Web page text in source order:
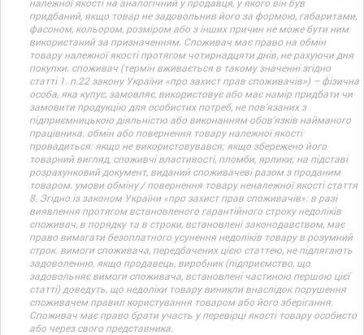
придбаний, якщо товар не задовольнив його за формою, габаритами,
фасоном, кольором, розміром або з інших причин не може бути ним
використаний за призначенням. Споживач має право на обмін
товару належної якості протягом чотирнадцяти днів, не рахуючи дня
покупки. споживач (термін вживається в такому значенні згідно
статті 1. п.22 закону України «про захист прав споживачів») – фізична
особа, яка купує, замовляє, використовує або має намір придбати чи
замовити продукцію для особистих потреб, не пов’язаних з
підприємницькою діяльністю або виконанням обов’язків найманого
працівника. обмін або повернення товару належної якості
провадиться: якщо не використовувався; якщо збережено його
товарний вигляд, споживчі властивості, пломби, ярлики; на підставі
розрахунковий документ, виданий споживачеві разом з проданим
товаром. умови обміну / повернення товару неналежної якості стаття
8. Згідно із законом України «про захист прав споживачів»: в разі
виявлення протягом встановленого гарантійного строку недоліків
споживач, в порядку та в строки, встановлені законодавством, має
право вимагати безоплатного усунення недоліків товару в розумний
строк. вимоги споживача, передбачених цією статтею, не підлягають
задоволенню, якщо продавець, виробник (підприємство, що
задовольняє вимоги споживача, встановлені частиною першою цієї
статті) доведуть, що недоліки товару виникли внаслідок порушення
споживачем правил користування товаром або його зберігання.
Споживач має право брати участь у перевірці якості товару особисто
або через свого представника.